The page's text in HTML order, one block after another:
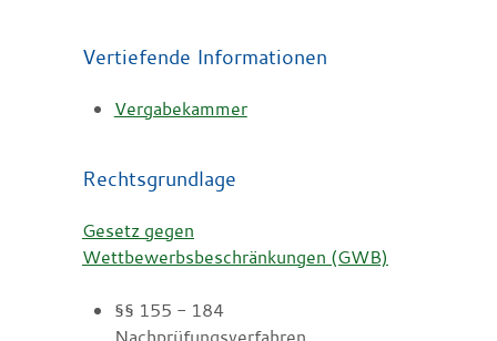
Vertiefende Informationen
Vergabekammer
Rechtsgrundlage
Gesetz gegen
Wettbewerbsbeschränkungen (GWB)
§§ 155 - 184
Nachprüfungsverfahren